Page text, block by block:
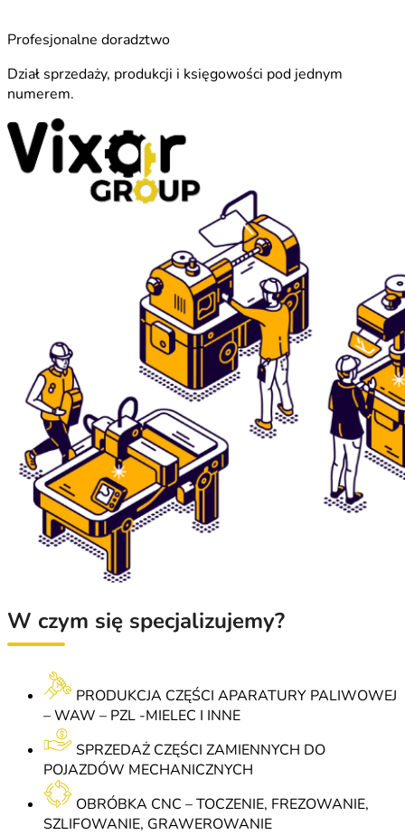
Profesjonalne doradztwo
Dział sprzedaży, produkcji i księgowości pod jednym
numerem.
W czym się specjalizujemy?
PRODUKCJA CZĘŚCI APARATURY PALIWOWEJ
– WAW – PZL -MIELEC I INNE
SPRZEDAŻ CZĘŚCI ZAMIENNYCH DO
POJAZDÓW MECHANICZNYCH
OBRÓBKA CNC – TOCZENIE, FREZOWANIE,
SZLIFOWANIE, GRAWEROWANIE